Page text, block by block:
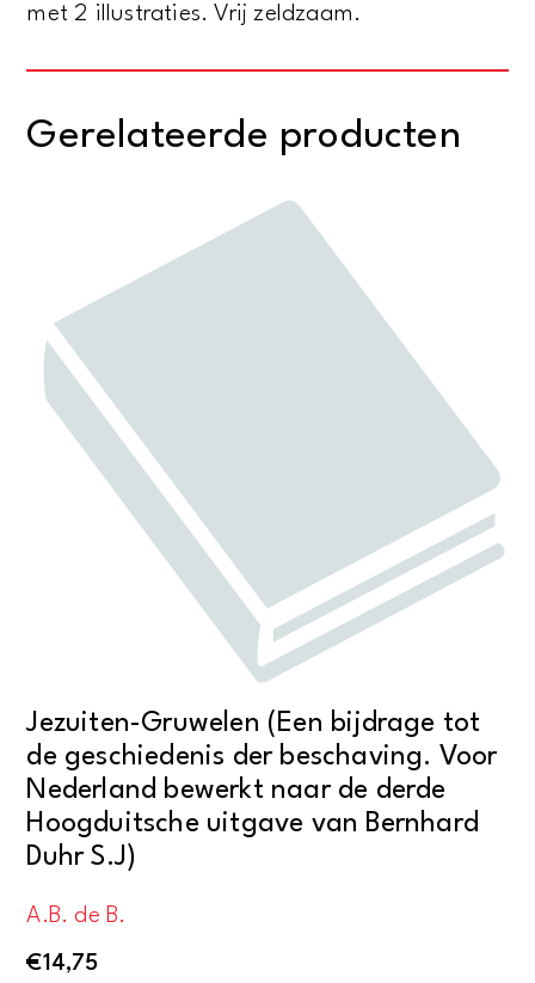
met 2 illustraties. Vrij zeldzaam.
Gerelateerde producten
Jezuiten-Gruwelen (Een bijdrage tot
de geschiedenis der beschaving. Voor
Nederland bewerkt naar de derde
Hoogduitsche uitgave van Bernhard
Duhr S.J)
A.B. de B.
€14,75